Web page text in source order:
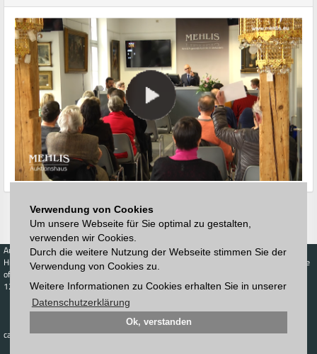
Verwendung von Cookies
Um unsere Webseite für Sie optimal zu gestalten,
verwenden wir Cookies.
Durch die weitere Nutzung der Webseite stimmen Sie der
Verwendung von Cookies zu.
Weitere Informationen zu Cookies erhalten Sie in unserer
Datenschutzerklärung
Ok, verstanden
Auctions
Highest acceptance
of bids
123. Auktion
Schedule
Catalog
catalog
Buy
Live-Auction
Calendar
Sell
Price Database
Highest acceptance
Auction house
Sign up
Newsletter